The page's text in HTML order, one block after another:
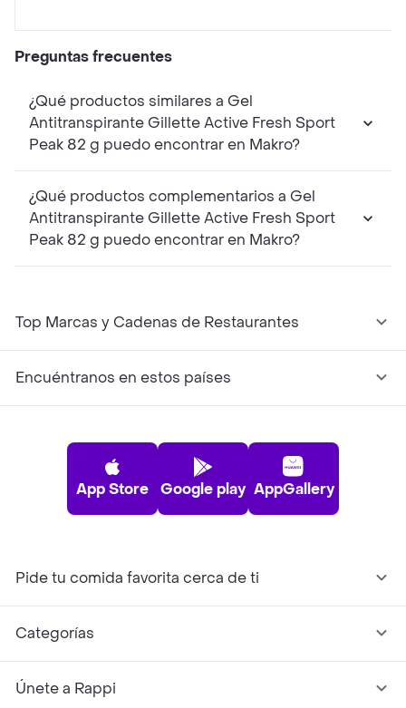
Preguntas frecuentes
¿Qué productos similares a Gel
Antitranspirante Gillette Active Fresh Sport
Peak 82 g puedo encontrar en Makro?
¿Qué productos complementarios a Gel
Antitranspirante Gillette Active Fresh Sport
Peak 82 g puedo encontrar en Makro?
Top Marcas y Cadenas de Restaurantes
Encuéntranos en estos países
App Store Google play AppGallery
Pide tu comida favorita cerca de ti
Categorías
Únete a Rappi